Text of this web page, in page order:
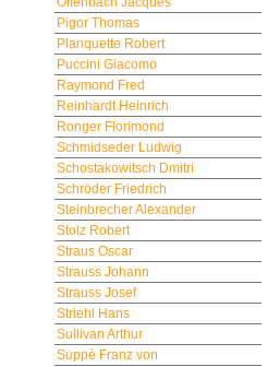
Pigor Thomas
Planquette Robert
Puccini Giacomo
Raymond Fred
Reinhardt Heinrich
Ronger Florimond
Schmidseder Ludwig
Schostakowitsch Dmitri
Schröder Friedrich
Steinbrecher Alexander
Stolz Robert
Straus Oscar
Strauss Johann
Strauss Josef
Striehl Hans
Sullivan Arthur
Suppè Franz von